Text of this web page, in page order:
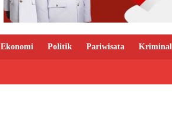
Ekonomi Politik Pariwisata Kriminal